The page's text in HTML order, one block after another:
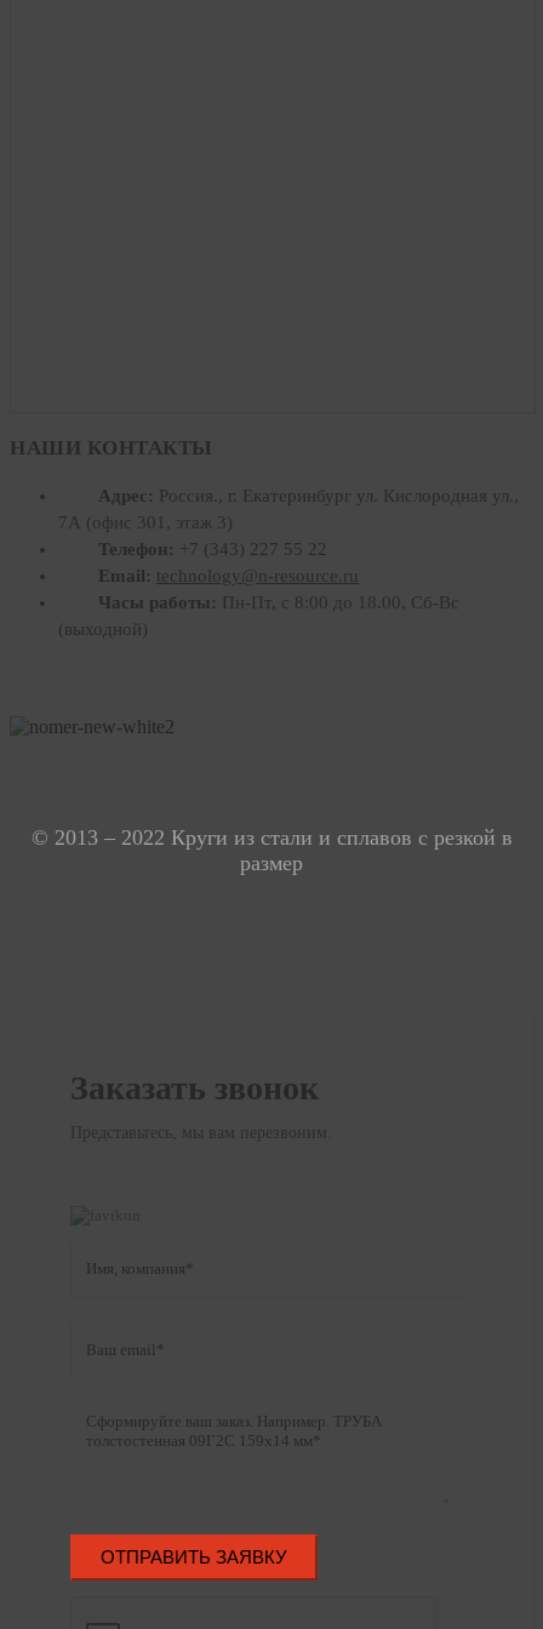
НАШИ КОНТАКТЫ
Адрес: Россия., г. Екатеринбург ул. Кислородная ул.,
7А (офис 301, этаж 3)
Телефон: +7 (343) 227 55 22
Email: technology@n-resource.ru
Часы работы: Пн-Пт, с 8:00 до 18.00, Сб-Вс
(выходной)
© 2013 – 2022 Круги из стали и сплавов с резкой в
размер
Заказать звонок
Представьтесь, мы вам перезвоним.